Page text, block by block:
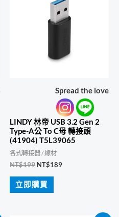
Spread the love
LINDY 林帝 USB 3.2 Gen 2
Type-A公 To C母 轉接頭
(41904) T5L39065
各式轉接器 / 線材
NT$199 原
價
格：
NT$189目
立即購買